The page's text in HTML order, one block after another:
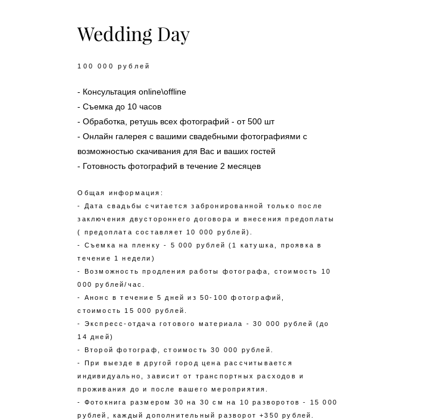
Wedding Day
100 000 рублей
- Консультация online\offline
- Съемка до 10 часов
- Обработка, ретушь всех фотографий - от 500 шт
- Онлайн галерея с вашими свадебными фотографиями с
возможностью скачивания для Вас и ваших гостей
- Готовность фотографий в течение 2 месяцев
Общая информация:
- Дата свадьбы считается забронированной только после
заключения двустороннего договора и внесения предоплаты
( предоплата составляет 10 000 рублей).
- Съемка на пленку - 5 000 рублей (1 катушка, проявка в
течение 1 недели)
- Возможность продления работы фотографа, стоимость 10
000 рублей/час.
- Анонс в течение 5 дней из 50-100 фотографий,
стоимость 15 000 рублей.
- Экспресс-отдача готового материала - 30 000 рублей (до
14 дней)
- Второй фотограф, стоимость 30 000 рублей.
- При выезде в другой город цена рассчитывается
индивидуально, зависит от транспортных расходов и
проживания до и после вашего мероприятия.
- Фотокнига размером 30 на 30 см на 10 разворотов - 15 000
рублей, каждый дополнительный разворот +350 рублей.